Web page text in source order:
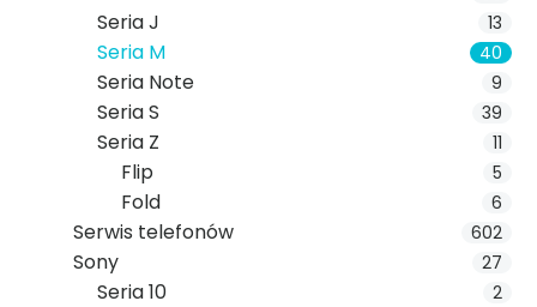
Seria J 13
Seria M 40
Seria Note 9
Seria S 39
Seria Z 11
Flip 5
Fold 6
Serwis telefonów 602
Sony 27
Seria 10 2